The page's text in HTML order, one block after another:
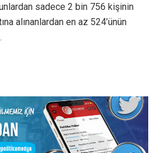
sadece 2 bin 756 kişinin
alınanlardan en az 524’ünün